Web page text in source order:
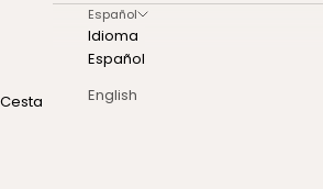
Español
Idioma
Español
English
Cesta